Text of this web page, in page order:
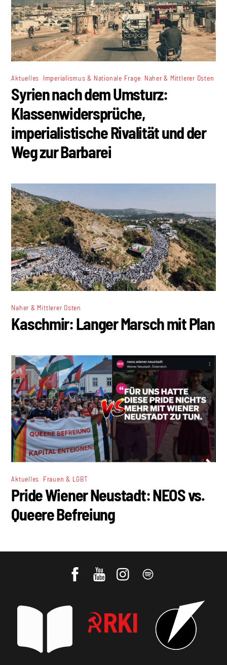
Aktuelles Imperialismus & Nationale Frage Naher & Mittlerer Osten
Syrien nach dem Umsturz:
Klassenwidersprüche,
imperialistische Rivalität und der
Weg zur Barbarei
Naher & Mittlerer Osten
Kaschmir: Langer Marsch mit Plan
Aktuelles Frauen & LGBT
Pride Wiener Neustadt: NEOS vs.
Queere Befreiung